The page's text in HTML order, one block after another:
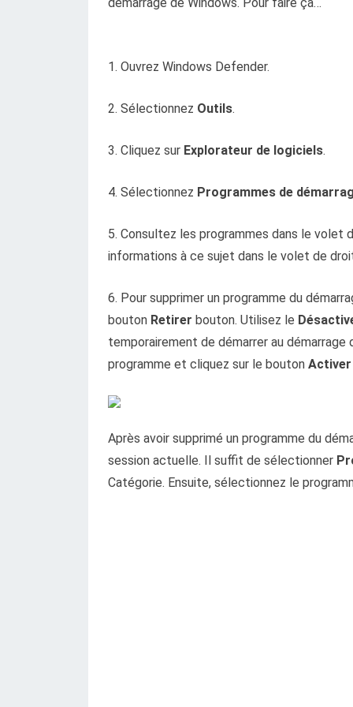
1. Ouvrez Windows Defender.
2. Sélectionnez Outils.
3. Cliquez sur Explorateur de logiciels.
4. Sélectionnez Programmes de
5. Consultez les programmes dans le volet
informations à ce sujet dans le volet de
6. Pour supprimer un programme du
bouton Retirer bouton. Utilisez le
temporairement de démarrer au
programme et cliquez sur le bouton Activer
Après avoir supprimé un programme du
session actuelle. Il suffit de sélectionner
Catégorie. Ensuite, sélectionnez le